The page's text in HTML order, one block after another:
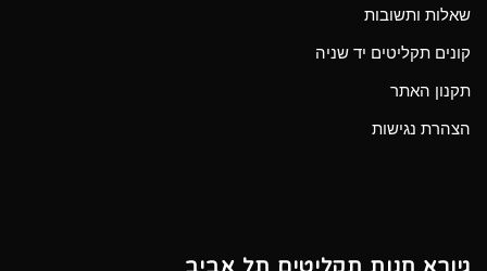
שאלות ותשובות
קונים תקליטים יד שניה
תקנון האתר
הצהרת נגישות